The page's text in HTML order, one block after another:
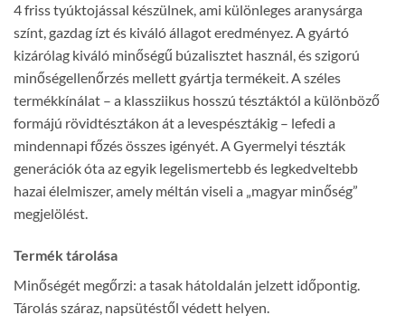
4 friss tyúktojással készülnek, ami különleges aranysárga
színt, gazdag ízt és kiváló állagot eredményez. A gyártó
kizárólag kiváló minőségű búzalisztet használ, és szigorú
minőségellenőrzés mellett gyártja termékeit. A széles
termékkínálat – a klassziikus hosszú tésztáktól a különböző
formájú rövidtésztákon át a levespésztákig – lefedi a
mindennapi főzés összes igényét. A Gyermelyi tészták
generációk óta az egyik legelismertebb és legkedveltebb
hazai élelmiszer, amely méltán viseli a „magyar minőség”
megjelölést.
Termék tárolása
Minőségét megőrzi: a tasak hátoldalán jelzett időpontig.
Tárolás száraz, napsütéstől védett helyen.